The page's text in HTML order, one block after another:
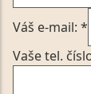
Váš e-mail: *
Vaše tel.